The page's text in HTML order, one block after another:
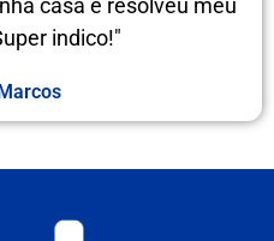
casa e resolveu meu
indico!"